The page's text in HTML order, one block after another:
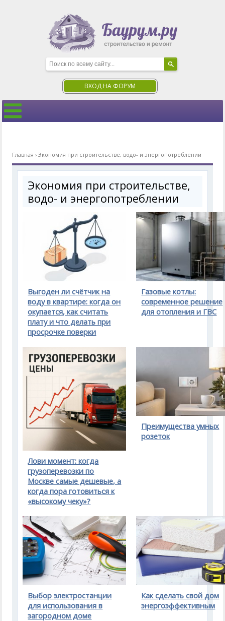
ВХОД НА ФОРУМ
Главная ›Экономия при строительстве, водо- и энергопотреблении
Экономия при строительстве,
водо- и энергопотреблении
Выгоден ли счётчик на
воду в квартире: когда он
окупается, как считать
плату и что делать при
просрочке поверки
Газовые котлы:
современное решение
для отопления и ГВС
Лови момент: когда
грузоперевозки по
Москве самые дешевые, а
когда пора готовиться к
«высокому чеку»?
Преимущества умных
розеток
Выбор электростанции
для использования в
загородном доме
Как сделать свой дом
энергоэффективным